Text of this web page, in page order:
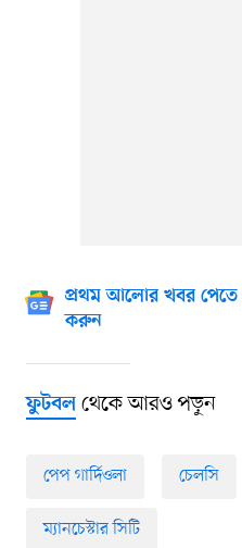
প্রথম আলোর খবর
করুন
ফুটবলথেকে আরও পড়ুন
পেপ গার্দিওলা চেলসি
ম্যানচেস্টার সিটি